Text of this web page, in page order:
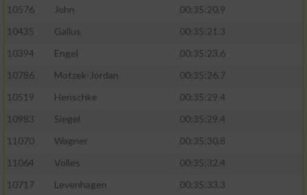
10576
John
00:35:20.9
10435
Gallus
00:35:21.3
10394
Engel
00:35:23.6
10786
Motzek-Jordan
00:35:26.7
10519
Henschke
00:35:29.4
10983
Siegel
00:35:29.4
11070
Wagner
00:35:30.8
11064
Volles
00:35:32.4
10717
Levenhagen
00:35:33.3